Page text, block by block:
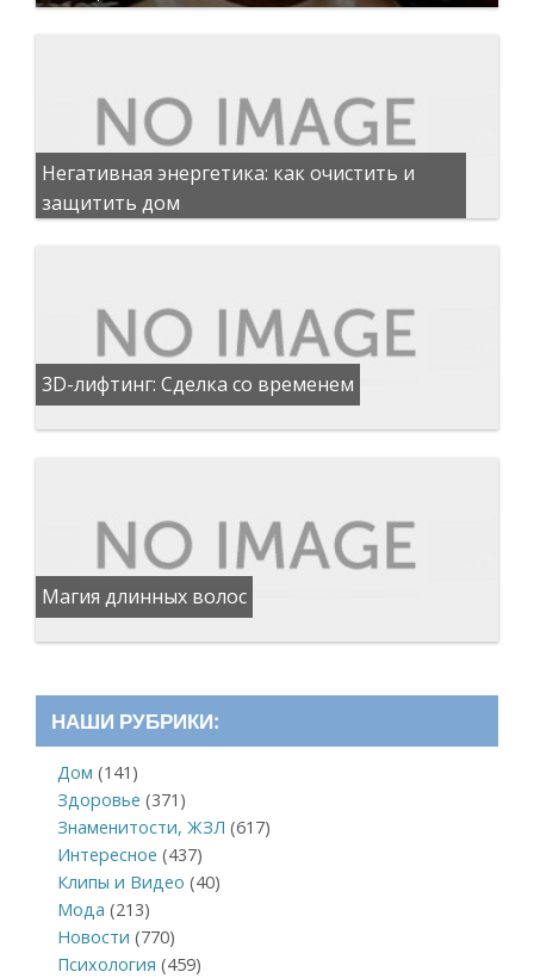
Негативная энергетика: как очистить и
защитить дом
3D-лифтинг: Сделка со временем
Магия длинных волос
НАШИ РУБРИКИ:
Дом (141)
Здоровье (371)
Знаменитости, ЖЗЛ (617)
Интересное (437)
Клипы и Видео (40)
Мода (213)
Новости (770)
Психология (459)